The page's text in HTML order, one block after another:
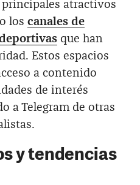
atractivos
los canales de
que han
Estos espacios
a contenido
de interés
a Telegram de otras
y tendencias